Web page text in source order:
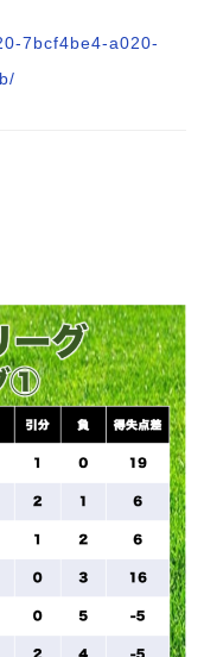
7bcf4be4-a020-